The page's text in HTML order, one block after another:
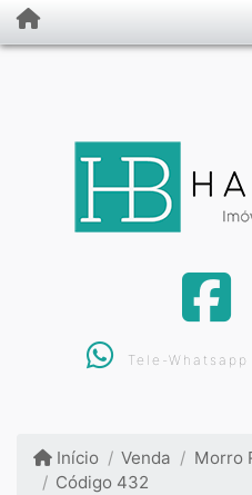
Tele-Whatsapp
Início Venda Morro
Código 432